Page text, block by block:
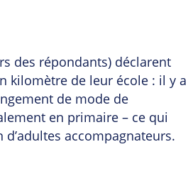
des répondants) déclarent
kilomètre de leur école : il y a
de mode de
en primaire – ce qui
accompagnateurs.